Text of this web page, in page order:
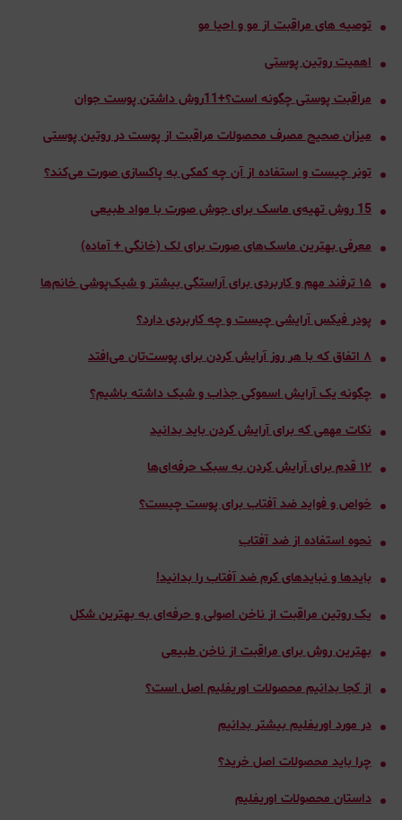
توصیه های مراقبت از مو و احیا مو
اهمیت روتین پوستی
مراقبت پوستی چگونه است؟+11روش داشتن پوست جوان
میزان صحیح مصرف محصولات مراقبت از پوست در روتین پوستی
تونر چیست و استفاده از آن چه کمکی به پاکسازی صورت می‌کند؟
15 روش تهیه‌ی ماسک برای جوش صورت با مواد طبیعی
معرفی بهترین ماسک‌های صورت برای لک (خانگی + آماده)
۱۵ ترفند مهم و کاربردی برای آراستگی بیشتر و شیک‌پوشی خانم‌ها
پودر فیکس آرایشی چیست و چه کاربردی دارد؟
٨ اتفاق که با هر روز آرایش کردن برای پوست‌تان می‌افتد
چگونه یک آرایش اسموکی جذاب و شیک داشته باشیم؟
نکات مهمی که برای آرایش کردن باید بدانید
١٢ قدم برای آرایش کردن به سبک حرفه‌ای‌ها
خواص و فواید ضد آفتاب برای پوست چیست؟
نحوه استفاده از ضد آفتاب
بایدها و نبایدهای کرم ضد آفتاب را بدانید!
یک روتین مراقبت از ناخن اصولی و حرفه‌ای به بهترین شکل
بهترین روش‌ برای مراقبت از ناخن طبیعی
از کجا بدانیم محصولات اوریفلیم اصل است؟
در مورد اوریفلیم بیشتر بدانیم
چرا باید محصولات اصل خرید؟
داستان محصولات اوریفلیم